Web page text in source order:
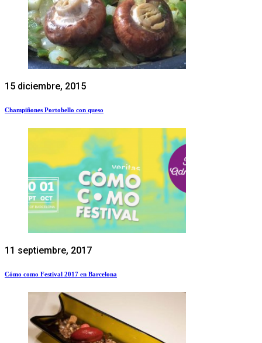
15 diciembre, 2015
Champiñones Portobello con queso
11 septiembre, 2017
Cómo como Festival 2017 en Barcelona